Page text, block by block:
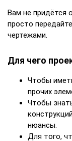
Вам не придётся
просто
чертежами.
Для чего
Чтобы
прочих
Чтобы
нюансы.
Для того,